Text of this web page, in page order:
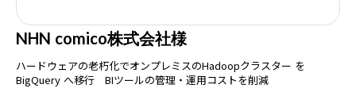
NHN comico株式会社様
ハードウェアの老朽化でオンプレミスのHadoopクラスター を
BigQuery へ移行 BIツールの管理・運用コストを削減